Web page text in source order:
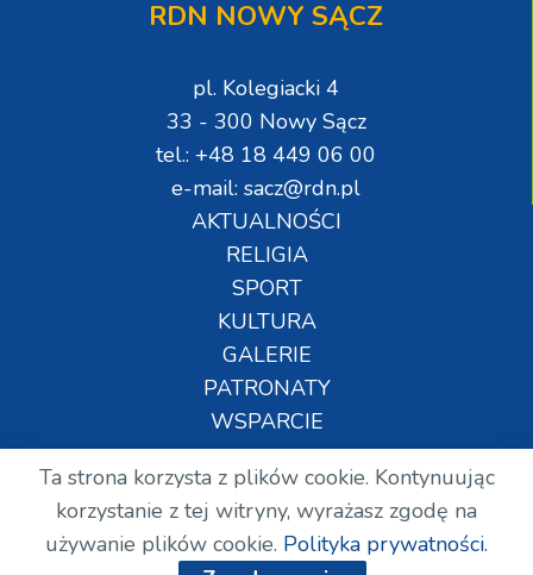
RDN NOWY SĄCZ
pl. Kolegiacki 4
33 - 300 Nowy Sącz
tel.: +48 18 449 06 00
e-mail: sacz@rdn.pl
AKTUALNOŚCI
RELIGIA
SPORT
KULTURA
GALERIE
PATRONATY
WSPARCIE
Copyright © Wszelkie prawa zastrzeżone. RDN.
2024.
Ta strona korzysta z plików cookie. Kontynuując
korzystanie z tej witryny, wyrażasz zgodę na
używanie plików cookie. Polityka prywatności.